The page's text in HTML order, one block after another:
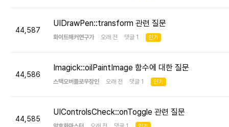
44,587
UIDrawPen::transform 관련 질문
화이트해커연구가 오래 전 댓글 1 인기
44,586
Imagick::oilPaintImage 함수에 대한 질문
스택오버플로우장인 오래 전 댓글 1 인기
44,585
UIControlsCheck::onToggle 관련 질문